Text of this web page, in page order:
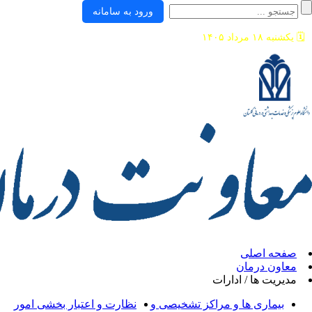
/ ادارات
ها و مراکز تشخیصی و
نظارت و اعتبار بخشی امور